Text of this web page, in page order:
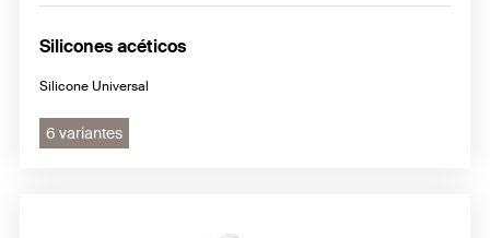
Silicones acéticos
Silicone Universal
6 variantes